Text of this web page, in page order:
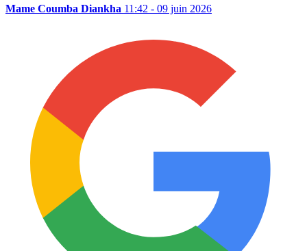
Mame Coumba Diankha 11:42 - 09 juin 2026